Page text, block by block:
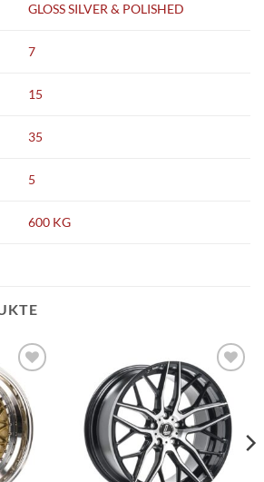
GLOSS SILVER & POLISHED
7
15
35
5
600 KG
Add to
wishlist
Add to
wishlist